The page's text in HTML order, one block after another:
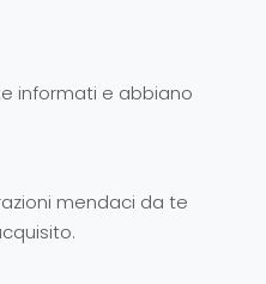
informati e abbiano
mendaci da te